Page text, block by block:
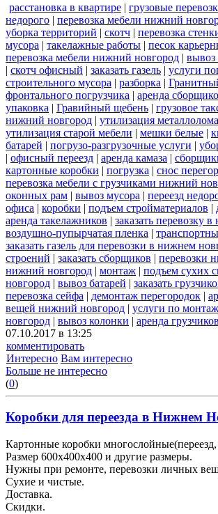
расстановка в квартире | грузовые
недорого | перевозка мебели нижний
уборка территорий | скотч | перевозка
мусора | такелажные работы | песок
перевозка мебели нижний новгород | вывоз
| скотч офисный | заказать газель | услуги
строительного мусора | разборка |
фронтального погрузчика | аренда
упаковка | Гравийный щебень | грузовое
нижний новгород | утилизация металлолома
утилизация старой мебели | мешки белые |
батарей | погрузо-разгрузочные услуги |
| офисный переезд | аренда камаза |
картонные коробки | погрузка | снос
перевозка мебели с грузчиками нижний
оконных рам | вывоз мусора | переезд
офиса | коробки | подъем стройматериалов |
аренда такелажников | заказать перевозку
воздушно-пупырчатая пленка |
заказать газель для перевозки в нижнем
строений | заказать сборщиков | перевозки
нижний новгород | монтаж | подъем сухих
новгород | вывоз батарей | заказать
перевозка сейфа | демонтаж перегородок |
вещей нижний новгород | услуги по
новгород | вывоз колонки | аренда грузчиков
07.10.2017 в 13:25
комментировать
Интересно Вам интересно
Больше не интересно
(0)
Коробки для переезда в Нижнем
Картонные коробки
Размер 600х400х400 и другие размеры.
Нужны при ремонте, перевозки личных
Сухие и чистые.
Доставка.
Скидки.